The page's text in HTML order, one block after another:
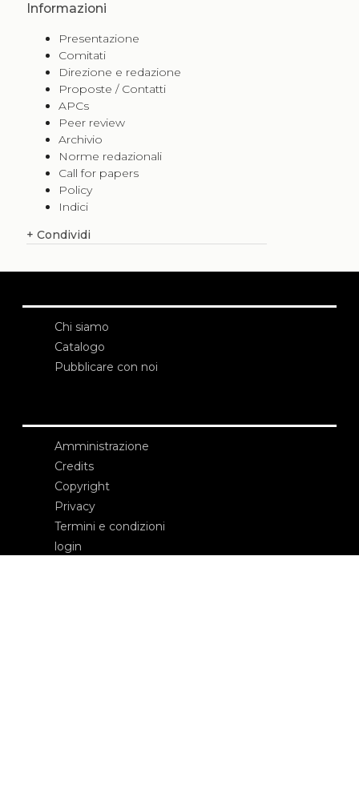
Informazioni
Presentazione
Comitati
Direzione e redazione
Proposte / Contatti
APCs
Peer review
Archivio
Norme redazionali
Call for papers
Policy
Indici
+ Condividi
Chi siamo
Catalogo
Pubblicare con noi
Amministrazione
Credits
Copyright
Privacy
Termini e condizioni
login